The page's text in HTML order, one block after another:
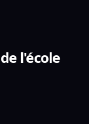
l'école